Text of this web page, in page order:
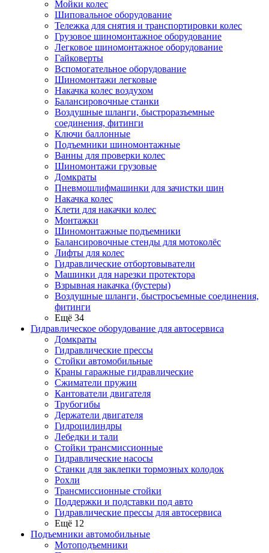
Мойки колес
Шиповальное оборудование
Тележка для снятия и транспортировки колес
Грузовое шиномонтажное оборудование
Легковое шиномонтажное оборудование
Гайковерты
Вспомогательное оборудование
Шиномонтажи легковые
Накачка колес воздухом
Балансировочные станки
Воздушные шланги, быстроразъемные
соединения, фитинги
Ключи баллонные
Подъемники шиномонтажные
Ванны для проверки колес
Шиномонтажи грузовые
Домкраты
Пневмошлифмашинки для зачистки шин
Накачка колес
Клети для накачки колес
Монтажки
Шиномонтажные подъемники
Балансировочные стенды для мотоколёс
Лифты для колес
Гидравлические отбортовыватели
Машинки для нарезки протектора
Взрывная накачка (бустеры)
Воздушные шланги, быстросъемные соединения,
фитинги
Ещё 34
Гидравлическое оборудование для автосервиса
Домкраты
Гидравлические прессы
Стойки автомобильные
Краны гаражные гидравлические
Сжиматели пружин
Кантователи двигателя
Трубогибы
Держатели двигателя
Гидроцилиндры
Лебедки и тали
Стойки трансмиссионные
Гидравлические насосы
Cтанки для заклепки тормозных колодок
Рохли
Трансмиссионные стойки
Поддержки и подставки под авто
Гидравлические прессы для автосервиса
Ещё 12
Подъемники автомобильные
Мотоподъемники